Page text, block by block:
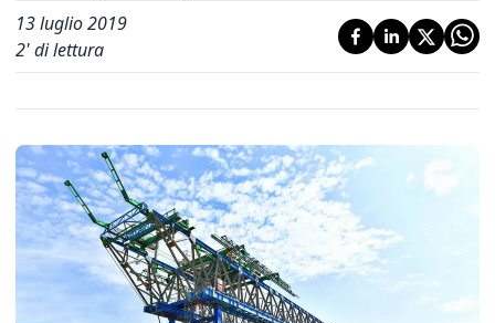
13 luglio 2019
2' di lettura